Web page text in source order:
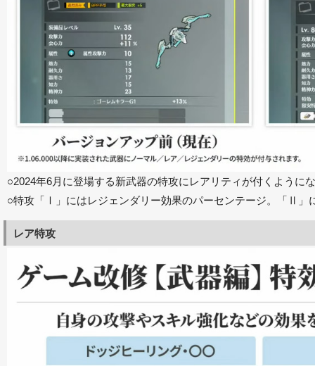
○2024年6月に登場する新武器の特攻にレアリティが付くように
○特攻「Ⅰ」にはレジェンダリー効果のパーセンテージ。「Ⅱ」
レア特攻